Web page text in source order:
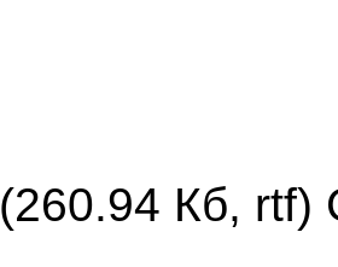
(260.94 Кб, rtf)